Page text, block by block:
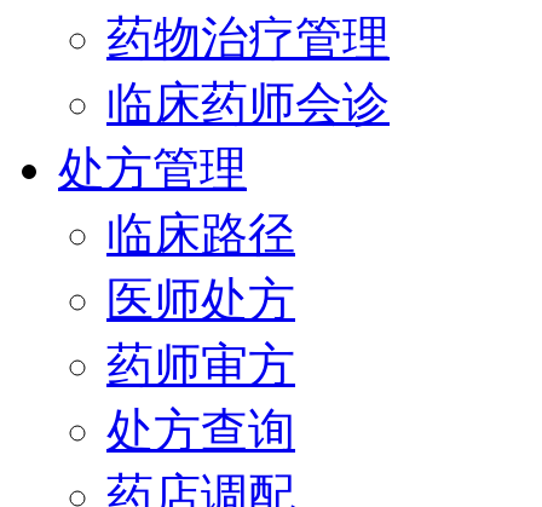
药物治疗管理
临床药师会诊
处方管理
临床路径
医师处方
药师审方
处方查询
药店调配